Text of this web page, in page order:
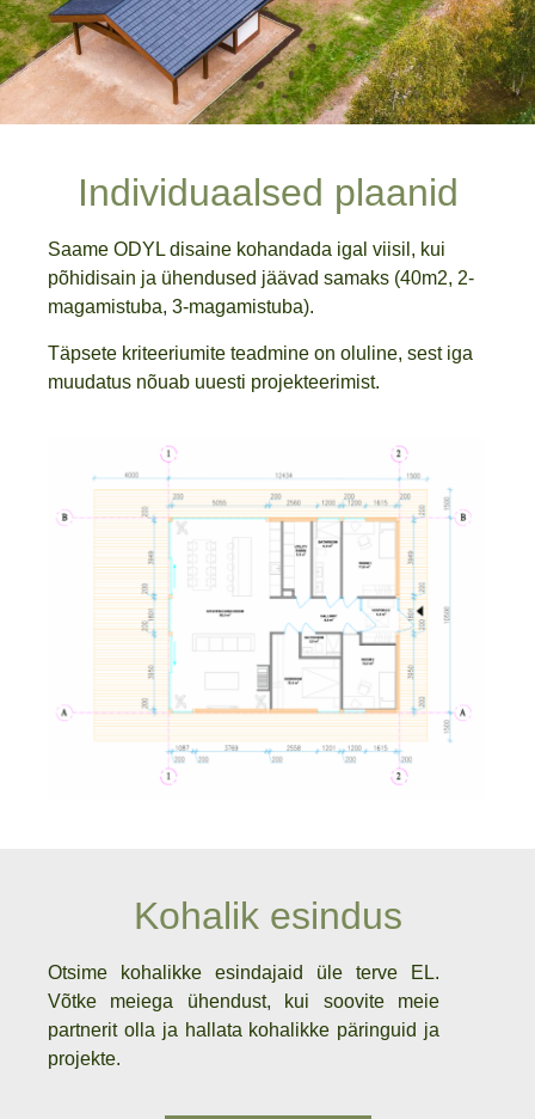
Individuaalsed plaanid
Saame ODYL disaine kohandada igal viisil, kui
põhidisain ja ühendused jäävad samaks (40m2, 2-
magamistuba, 3-magamistuba).
Täpsete kriteeriumite teadmine on oluline, sest iga
muudatus nõuab uuesti projekteerimist.
Kohalik esindus
Otsime kohalikke esindajaid üle terve EL.
Võtke meiega ühendust, kui soovite meie
partnerit olla ja hallata kohalikke päringuid ja
projekte.